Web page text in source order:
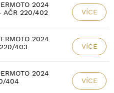
2024
AČR 220/402
VÍCE
2024
403
VÍCE
2024
404
VÍCE